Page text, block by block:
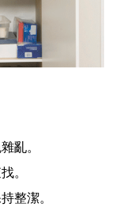
亂。
。
整潔。